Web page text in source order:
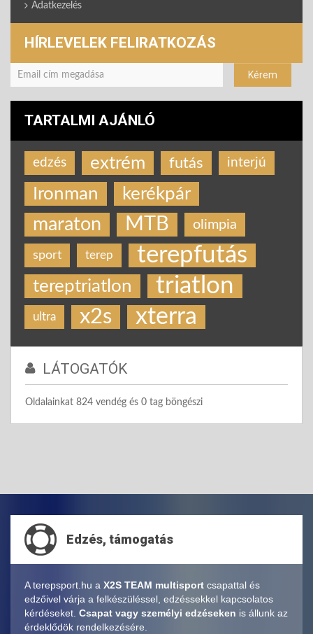
Adatkezelés
HÍRLEVELEK FELIRATKOZÁS
TARTALMI AJÁNLÓ
edzés extrém futás interjú
Ironman kerékpár
maraton MTB olimpia
sport terep terepfutás
tereptriatlon triatlon
ultra x2s xterra
LÁTOGATÓK
Oldalainkat 824 vendég és 0 tag böngészi
Edzés, támogatás
A terepsport.hu a X2S TEAM multisport csapattal és
edzőivel várja a felkészüléssel, edzéssekkel kapcsolatos
kérdéseket. Csapat vagy személyi edzéseken is állunk az
érdeklődök rendelkezésére.